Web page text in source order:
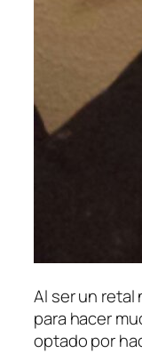
Al ser un
para hacer
optado por